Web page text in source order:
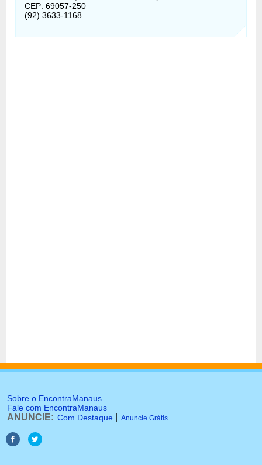
CEP: 69057-250
(92) 3633-1168
Sobre o EncontraManaus
Fale com EncontraManaus
ANUNCIE: Com Destaque Anuncie Grátis